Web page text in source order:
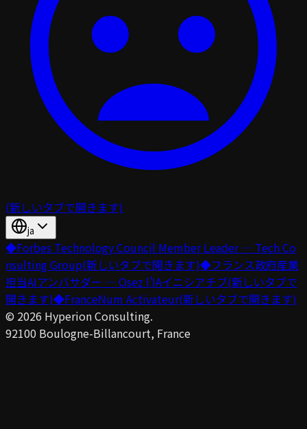
(新しいタブで開きます)
ja
◆Forbes Technology Council Member Leader — Tech Co
nsulting Group(新しいタブで開きます)◆フランス政府産業
担当AIアンバサダー — Osez l’IAイニシアチブ(新しいタブで
開きます)◆FranceNum Activateur(新しいタブで開きます)
© 2026 Hyperion Consulting.
92100 Boulogne-Billancourt, France